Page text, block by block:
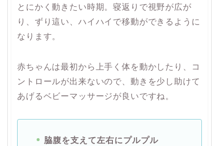
とにかく動きたい時期。寝返りで視野が広が
り、ずり這い、ハイハイで移動ができるように
なります。
赤ちゃんは最初から上手く体を動かしたり、コ
ントロールが出来ないので、動きを少し助けて
あげるベビーマッサージが良いですね。
脇腹を支えて左右にプルプル